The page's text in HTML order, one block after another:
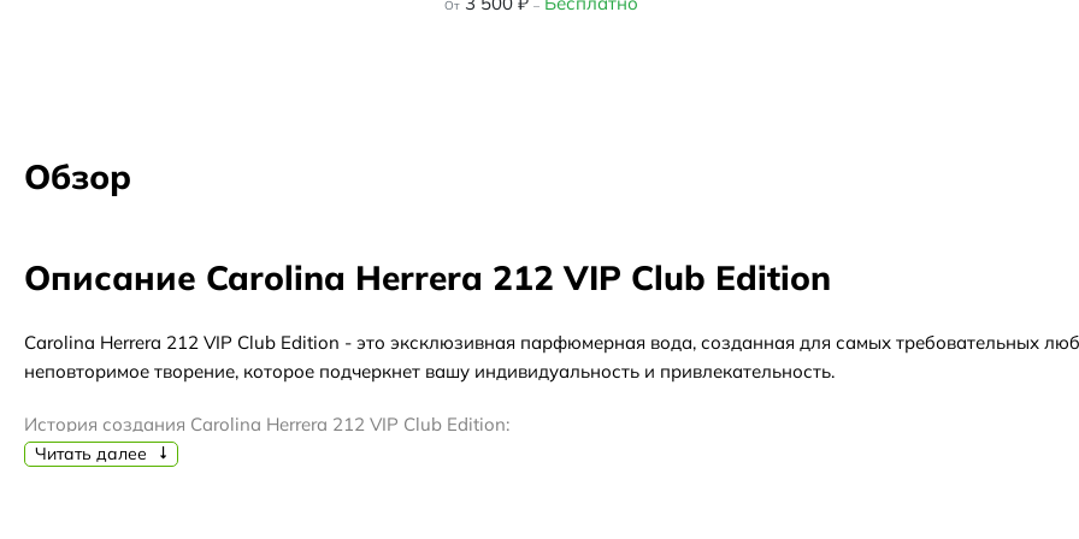
От –
Обзор
Описание Carolina Herrera 212 VIP Club Edition
Carolina Herrera 212 VIP Club Edition - это эксклюзивная парфюмерная вода, созданная для самых требовательных
неповторимое творение, которое подчеркнет вашу индивидуальность и привлекательность.
История создания Carolina Herrera 212 VIP Club Edition:
Carolina Herrera - известная мировая марка, основанная Каролиной Херрерой, талантливой дизайнером из
Читать далее